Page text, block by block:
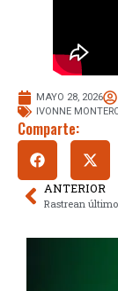
MAYO 28, 2026
IVONNE
Comparte:
ANTERIOR